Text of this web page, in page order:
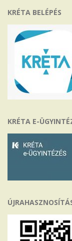
KRÉTA BELÉPÉS
KRÉTA E-